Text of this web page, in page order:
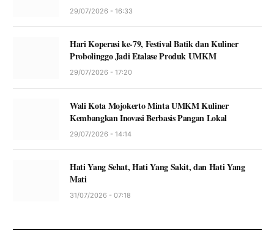
29/07/2026 - 16:33
Hari Koperasi ke-79, Festival Batik dan Kuliner
Probolinggo Jadi Etalase Produk UMKM
29/07/2026 - 17:20
Wali Kota Mojokerto Minta UMKM Kuliner
Kembangkan Inovasi Berbasis Pangan Lokal
29/07/2026 - 14:14
Hati Yang Sehat, Hati Yang Sakit, dan Hati Yang
Mati
31/07/2026 - 07:18